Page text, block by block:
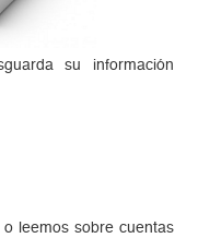
su información
leemos sobre cuentas